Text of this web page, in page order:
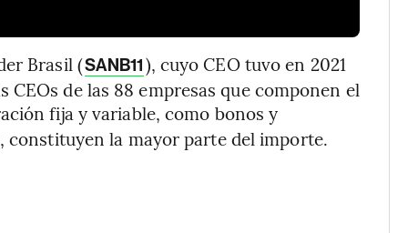
Brasil (SANB11), cuyo CEO tuvo en 2021
de las 88 empresas que componen el
fija y variable, como bonos y
constituyen la mayor parte del importe.